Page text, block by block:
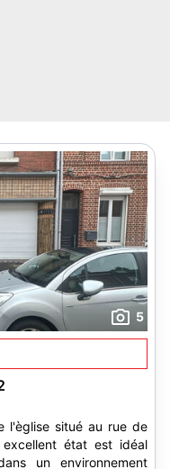
5
au rue de
un environnement